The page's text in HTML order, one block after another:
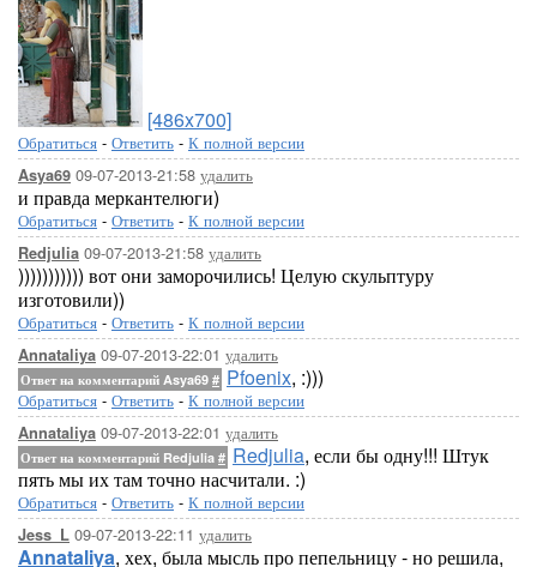
[486x700]
Обратиться - Ответить - К полной версии
Asya69 09-07-2013-21:58 удалить
и правда меркантелюги)
Обратиться - Ответить - К полной версии
Redjulia 09-07-2013-21:58 удалить
))))))))))) вот они заморочились! Целую скульптуру
изготовили))
Обратиться - Ответить - К полной версии
Annataliya 09-07-2013-22:01 удалить
Ответ на комментарий Asya69 # Pfoenix, :)))
Обратиться - Ответить - К полной версии
Annataliya 09-07-2013-22:01 удалить
Ответ на комментарий Redjulia # Redjulia, если бы одну!!! Штук
пять мы их там точно насчитали. :)
Обратиться - Ответить - К полной версии
Jess_L 09-07-2013-22:11 удалить
Annataliya, хех, была мысль про пепельницу - но решила,